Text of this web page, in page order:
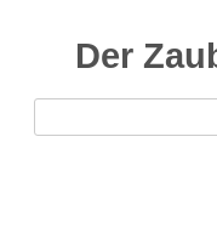
Der
Suchen
nach: